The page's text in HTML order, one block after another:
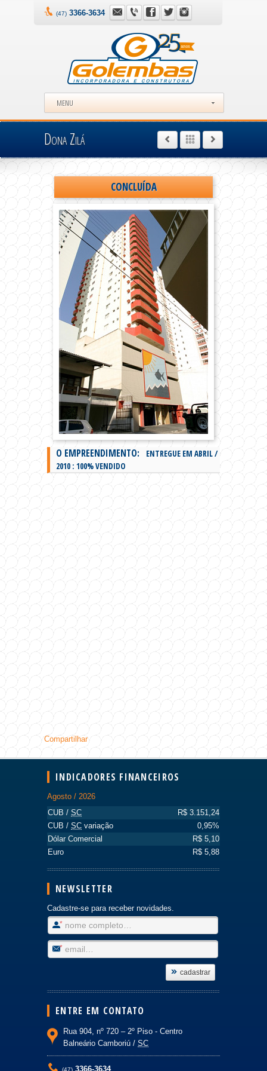
MENU
(47) 3366-3634
Dona Zilá
CONCLUÍDA
O EMPREENDIMENTO: ENTREGUE EM ABRIL /
2010 : 100% VENDIDO
Compartilhar
INDICADORES FINANCEIROS
Agosto / 2026
CUB / SC
R$ 3.151,24
CUB / SC variação
0,95%
Dólar Comercial
R$ 5,10
Euro
R$ 5,88
NEWSLETTER
Cadastre-se para receber novidades.
Nome
Completo
Email
cadastrar
ENTRE EM CONTATO
Rua 904, nº 720 – 2º Piso - Centro
Balneário Camboriú / SC
(47) 3366-3634